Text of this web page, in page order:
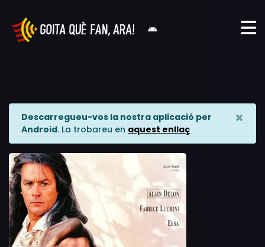
Descarregueu-vos la nostra aplicació per
Android. La trobareu en aquest enllaç
×